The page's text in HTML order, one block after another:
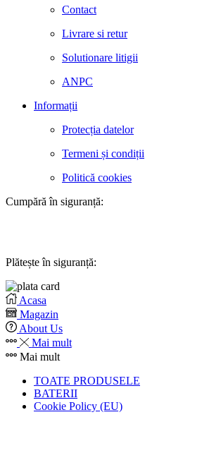
Contact
Livrare si retur
Solutionare litigii
ANPC
Informații
Protecția datelor
Termeni și condiții
Politică cookies
Cumpără în siguranță:
Plătește în siguranță:
Acasa
Magazin
About Us
Mai mult
Mai mult
TOATE PRODUSELE
BATERII
Cookie Policy (EU)